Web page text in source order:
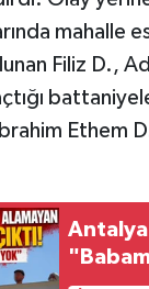
Filiz D.,
Ethem